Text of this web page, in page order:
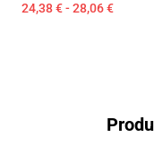
24,38 € - 28,06 €